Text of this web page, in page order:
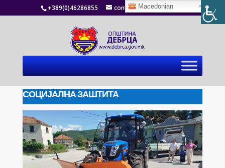
+389(0)46286855 contact@debrca.gov.mk
СОЦИЈАЛНА ЗАШТИТА
Macedonian